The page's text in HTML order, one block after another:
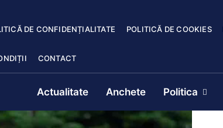
DE CONFIDENȚIALITATE POLITICĂ DE COOKIES
CONTACT
Actualitate Anchete Politica